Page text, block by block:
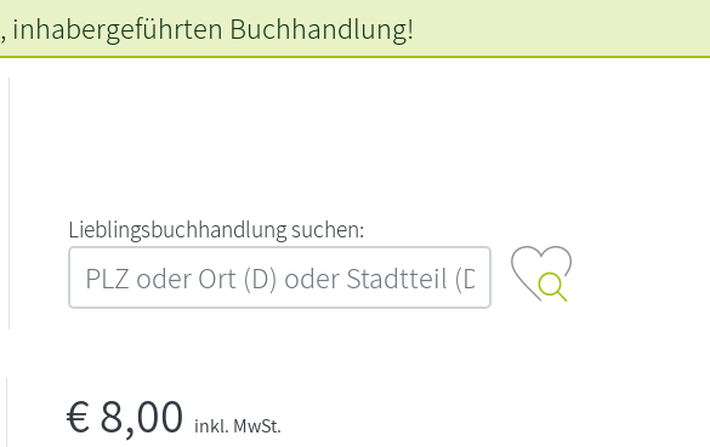
L‍i‍e‍b‍l‍i‍n‍g‍s‍b‍u‍c‍h‍h‍a‍n‍d‍l‍u‍n‍g‍ ‍s‍u‍c‍h‍e‍n‍:‍
, inhabergeführten Buchhandlung!
€8,00 inkl. MwSt.